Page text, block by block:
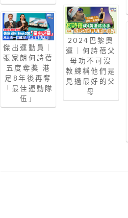
傑出運動員｜
張家朗何詩蓓
五度奪獎 港
足8年後再奪
「最佳運動隊
伍」
2024巴黎奧
運｜何詩蓓父
母功不可沒
教練稱他們是
見過最好的父
母